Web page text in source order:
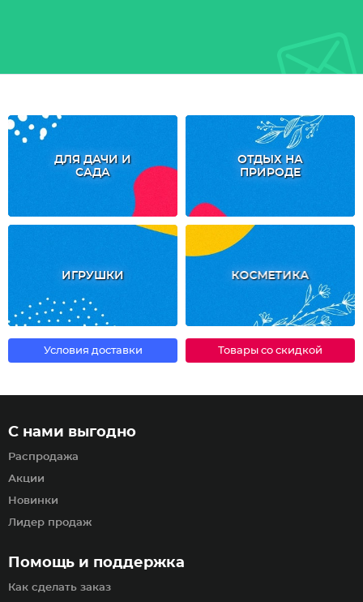
ДЛЯ ДАЧИ И
САДА
ОТДЫХ НА
ПРИРОДЕ
ИГРУШКИ КОСМЕТИКА
Условия доставки Товары со скидкой
Помощь и поддержка
Как сделать заказ
С нами выгодно
Распродажа
Акции
Новинки
Лидер продаж